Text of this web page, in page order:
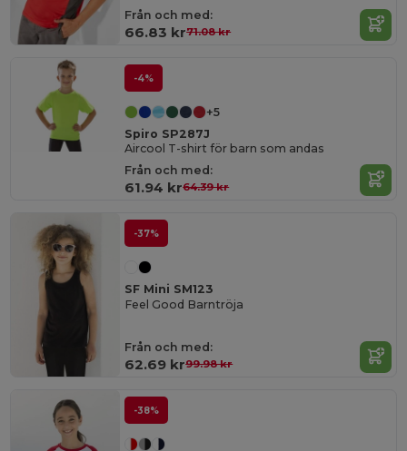
Från och med:
66.83 kr71.08 kr
-4%
+5
Spiro SP287J
Aircool T-shirt för barn som andas
Från och med:
61.94 kr64.39 kr
-37%
SF Mini SM123
Feel Good Barntröja
Från och med:
62.69 kr99.98 kr
-38%